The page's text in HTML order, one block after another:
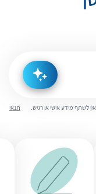
לשתף מידע אישי או רגיש.
תנאי